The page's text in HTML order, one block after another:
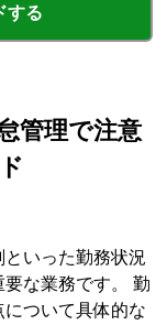
する
管理で注意
いった勤務状況
な業務です。 勤
ついて具体的な